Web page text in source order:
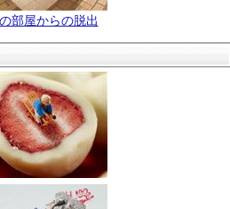
部屋からの脱出